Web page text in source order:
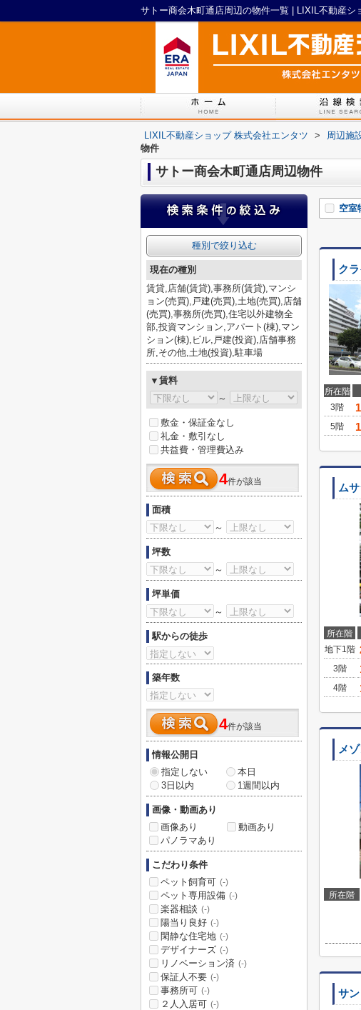
サトー商会木町通店周辺の物件一覧 | LIXIL不動産シ
LIXIL不動産ショップ 株式会社エンタツ > 周辺施
物件
サトー商会木町通店周辺物件
空室
ク
所在階
3階
5階
ム
所在階
地下1階
3階
4階
メ
所在階
サ
種別で絞り込む
現在の種別
賃貸,店舗(賃貸),事務所(賃貸),マンシ
ョン(売買),戸建(売買),土地(売買),店舗
(売買),事務所(売買),住宅以外建物全
部,投資マンション,アパート(棟),マン
ション(棟),ビル,戸建(投資),店舗事務
所,その他,土地(投資),駐車場
▼賃料
～
敷金・保証金なし
礼金・敷引なし
共益費・管理費込み
4件が該当
面積
～
坪数
～
坪単価
～
駅からの徒歩
築年数
4件が該当
情報公開日
指定しない
本日
3日以内
1週間以内
画像・動画あり
画像あり
動画あり
パノラマあり
こだわり条件
ペット飼育可 (-)
ペット専用設備 (-)
楽器相談 (-)
陽当り良好 (-)
閑静な住宅地 (-)
デザイナーズ (-)
リノベーション済 (-)
保証人不要 (-)
事務所可 (-)
２人入居可 (-)